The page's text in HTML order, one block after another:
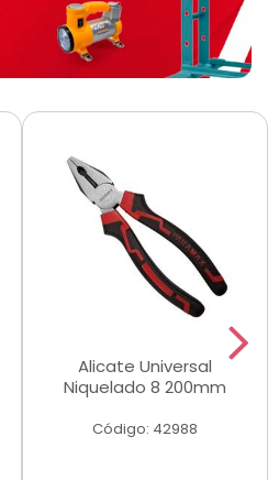
Alicate Universal
Niquelado 8 200mm
Código: 42988